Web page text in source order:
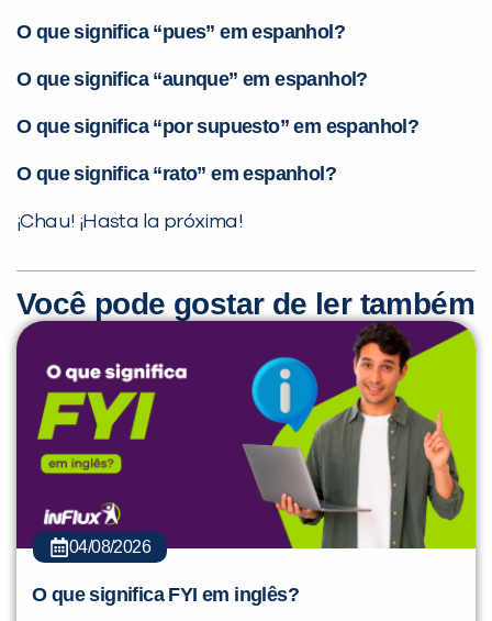
O que significa “pues” em espanhol?
O que significa “aunque” em espanhol?
O que significa “por supuesto” em espanhol?
O que significa “rato” em espanhol?
¡Chau! ¡Hasta la próxima!
Você pode gostar de ler também
04/08/2026
O que significa FYI em inglês?